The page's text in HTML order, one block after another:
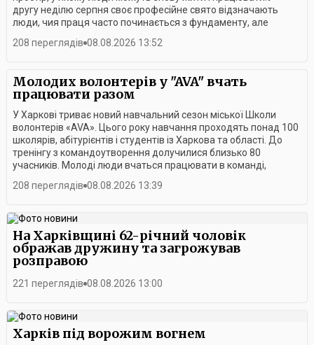
другу неділю серпня своє професійне свято відзначають
люди, чия праця часто починається з фундаменту, але
будівельника для Харкова — це не лише професійне свято, а
особлива місія — відновлювати Харків, що зазнав численних
руйнувань через російську агресію. Війна змінила їхню
роботу: додала нових завдань, складних умов і
відповідальності. Та попри все вони продовжують
працювати — заради міста та його людей.Для будівельника
результат роботи — це те, що можна побачити й до чого
можна доторкнутися. Будинок, який постав із фундаменту,
відновлена після обстрілу оселя, нова школа чи лікарня. За
кожним таким об’єктом — праця десятків людей різних
Ігор Терехов. Кращим представникам галузі вручили цінні
подарунки, грамоти виконавчого комітету та подяки міського
голови.Після офіційної частини на гостей свята чекала
музична програма. Будівельники змогли хоча б ненадовго
відволіктися від щоденних викликів, насолодитися творчістю
глядачів став виступ гурту «Друга Ріка».
208 переглядів 08.08.2026 13:52
Молодих волонтерів у "AVA" вчать
працювати разом
У Харкові триває новий навчальний сезон міської Школи
волонтерів «AVA». Цього року навчання проходять понад 100
школярів, абітурієнтів і студентів із Харкова та області. До
тренінгу з командоутворення долучилися близько 80
учасників. Молоді люди вчаться працювати в команді,
друзів.Учасники розповідають, що заняття допомагають їм
навчання у вишах та активної громадської
діяльності.Організатори наголошують, що для волонтера
важливо не лише мати бажання допомагати, а й уміти
працювати в команді, знаходити компроміси та ефективно
взаємодіяти з людьми під час проведення міських заходів.У
департаменті зазначають, що навчання у Школі волонтерів
«AVA» триватиме й надалі. Попереду на учасників чекають
де вони зможуть застосувати здобуті знання на практиці.
208 переглядів 08.08.2026 13:39
На Харківщині 62-річний чоловік
ображав дружину та загрожував
розправою
221 переглядів 08.08.2026 13:00
Харків під ворожим вогнем